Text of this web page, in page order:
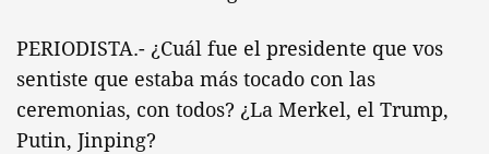
PERIODISTA.- ¿Cuál fue el presidente que vos
sentiste que estaba más tocado con las
ceremonias, con todos? ¿La Merkel, el Trump,
Putin, Jinping?